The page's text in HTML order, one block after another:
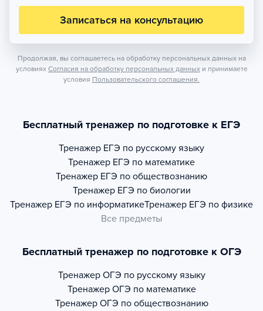
Записаться на консультацию
Продолжая, вы соглашаетесь на обработку персональных данных на
условиях Согласия на обработку персональных данных и принимаете
условия Пользовательского соглашения.
Бесплатный тренажер по подготовке к ЕГЭ
Тренажер ЕГЭ по русскому языку
Тренажер ЕГЭ по математике
Тренажер ЕГЭ по обществознанию
Тренажер ЕГЭ по биологии
Тренажер ЕГЭ по информатикеТренажер ЕГЭ по физике
Все предметы
Бесплатный тренажер по подготовке к ОГЭ
Тренажер ОГЭ по русскому языку
Тренажер ОГЭ по математике
Тренажер ОГЭ по обществознанию